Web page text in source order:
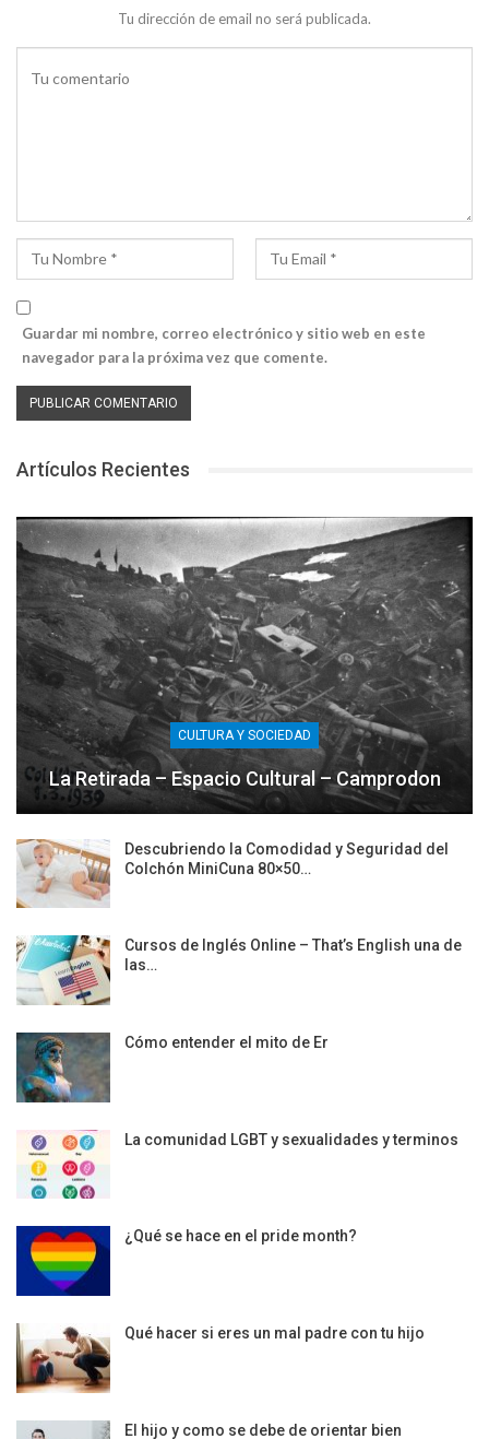
Tu dirección de email no será publicada.
Guardar mi nombre, correo electrónico y sitio web en este
navegador para la próxima vez que comente.
Artículos Recientes
CULTURA Y SOCIEDAD
La Retirada – Espacio Cultural – Camprodon
Descubriendo la Comodidad y Seguridad del
Colchón MiniCuna 80×50…
Cursos de Inglés Online – That’s English una de
las…
Cómo entender el mito de Er
La comunidad LGBT y sexualidades y terminos
¿Qué se hace en el pride month?
Qué hacer si eres un mal padre con tu hijo
El hijo y como se debe de orientar bien